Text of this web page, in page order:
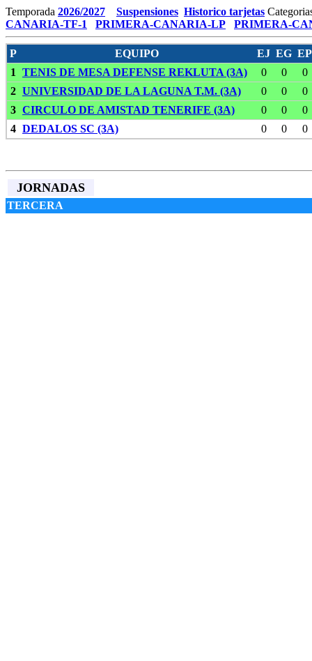
Temporada 2026/2027 Suspensiones Historico tarjetas
CANARIA-TF-1
PRIMERA-CANARIA-LP PRIMERA-
P EQUIPO EJ EG EP
1
TENIS DE MESA DEFENSE REKLUTA (3A) 0 0
0
2 UNIVERSIDAD DE LA LAGUNA T.M. (3A) 0 0
0
3 CIRCULO DE AMISTAD TENERIFE (3A) 0 0
0
4 DEDALOS SC (3A) 0 0 0
JORNADAS
TERCERA